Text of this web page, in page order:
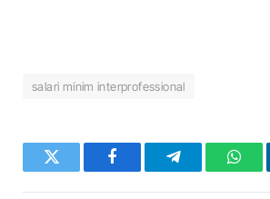
salari mínim interprofessional
Twitter FacebookTelegram